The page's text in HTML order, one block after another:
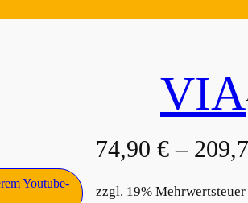
Youtube-
VIA
74,90 € –
zzgl. 19% Mehrwertsteuer